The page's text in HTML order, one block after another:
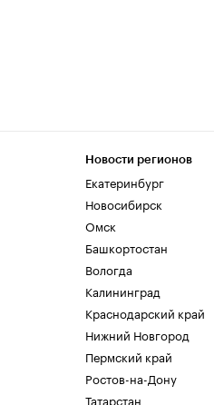
Новости регионов
Екатеринбург
Новосибирск
Омск
Башкортостан
Вологда
Калининград
Краснодарский край
Нижний Новгород
Пермский край
Ростов-на-Дону
Татарстан